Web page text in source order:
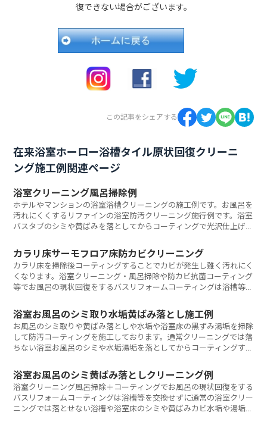
復できない場合がございます。
この記事をシェアする
在来浴室ホーロー浴槽タイル原状回復クリーニ
ング施工例関連ページ
浴室クリーニング風呂掃除例
ホテルやマンションの浴室浴槽クリーニングの施工例です。お風呂を
汚れにくくするリファインの浴室防汚クリーニング施行例です。浴室
バスタブのシミや黄ばみを落としてからコーティングで光沢仕上げし
カラリ床サーモフロア床防カビクリーニング
カラリ床を掃除後コーティングすることでカビが発生し難く汚れにく
くなります。浴室クリーニング・風呂掃除や防カビ抗菌コーティング
等でお風呂の現状回復をするバスリフォームコーティングは浴槽等を
ずみやシミや黄ばみ水垢や湯垢カビを徹底的に浴室クリーニングと下
地処理をして風呂コーティングを施工し古くなった浴室、浴槽、ユニ
ットバスをクリーニングとコーティングでリフォームします。浴室コ
ーティング・浴槽コーティング等風呂コーティングを激安価格で新品
同様の艶と輝きにお掃除&リフォームする浴室ユニットバス原状回復
ムと違って大がかりな工事を必要としないため格安でスピーディーな
一日施工の浴室リフォームを実現しました。まるで本格的にリフォー
ムしたようにきれいに仕上がります。またトイレ・便器もコーティン
グ可能です。東京都、千葉県、茨城県、神奈川県・埼玉県を中心に出
張もいたします。浴室コーティング・浴槽コーティング・風呂コーテ
浴室お風呂のシミ取り水垢黄ばみ落とし施工例
お風呂のシミ取りや黄ばみ落としや水垢や浴室床の黒ずみ湯垢を掃除
して防汚コーティングを施工しております。通常クリーニングでは落
ちない浴室お風呂のシミや水垢湯垢を落としてからコーティングすれ
通はなかなか落ちない浴槽のシミ落としをしてクリーニングしてから
浴槽コーティングをすれば低カストで浴室リフレッシュが可能です。
東京、千葉、茨城、神奈川を中心に出張もいたします。
浴室お風呂のシミ黄ばみ落としクリーニング例
浴室クリーニング風呂掃除＋コーティングでお風呂の現状回復をする
バスリフォームコーティングは浴槽等を交換せずに通常の浴室クリー
ニングでは落とせない浴槽や浴室床のシミや黄ばみカビ水垢や湯垢を